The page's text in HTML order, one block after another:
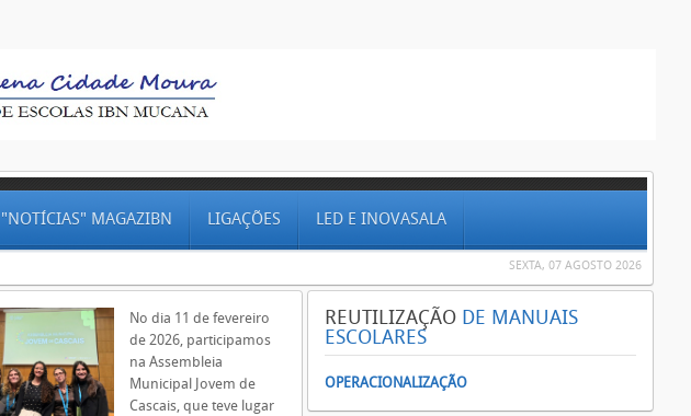
"NOTÍCIAS" MAGAZIBN LIGAÇÕES LED E INOVASALA
SEXTA, 07 AGOSTO 2026
No dia 11 de fevereiro
de 2026, participamos
na Assembleia
Municipal Jovem de
Cascais, que teve lugar
REUTILIZAÇÃO DE MANUAIS
ESCOLARES
OPERACIONALIZAÇÃO